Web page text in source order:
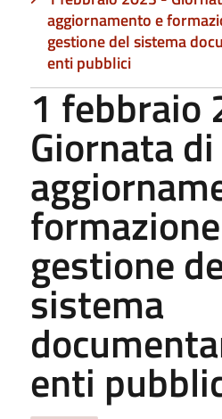
aggiornamento e
gestione del sistema
enti pubblici
1 febbraio
Giornata di
gestione
sistema
enti